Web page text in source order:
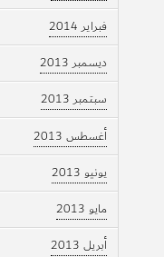
فبراير 2014
ديسمبر 2013
سبتمبر 2013
أغسطس 2013
يونيو 2013
مايو 2013
أبريل 2013